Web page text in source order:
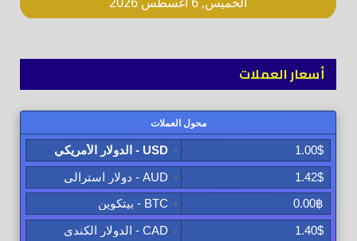
أسعار العملات